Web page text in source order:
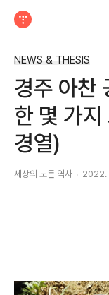
NEWS & THESIS
경주 아찬
한 몇 가
경열)
세상의 모든 역사 2022.